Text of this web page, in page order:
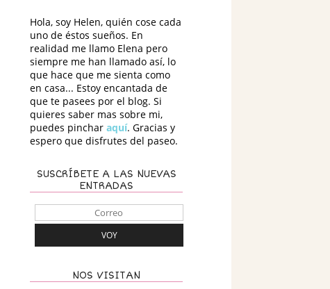
Hola, soy Helen, quién cose cada
uno de éstos sueños. En
realidad me llamo Elena pero
siempre me han llamado así, lo
que hace que me sienta como
en casa... Estoy encantada de
que te pasees por el blog. Si
quieres saber mas sobre mi,
puedes pinchar aquí. Gracias y
espero que disfrutes del paseo.
SUSCRÍBETE A LAS NUEVAS
ENTRADAS
NOS VISITAN